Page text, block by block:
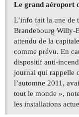
Le grand aéroport
L’info fait la une de
Brandebourg Willy-
attendu de la
comme prévu. En
dispositif anti-
journal qui rappelle
l’automne 2011,
tout le monde »,
les installations